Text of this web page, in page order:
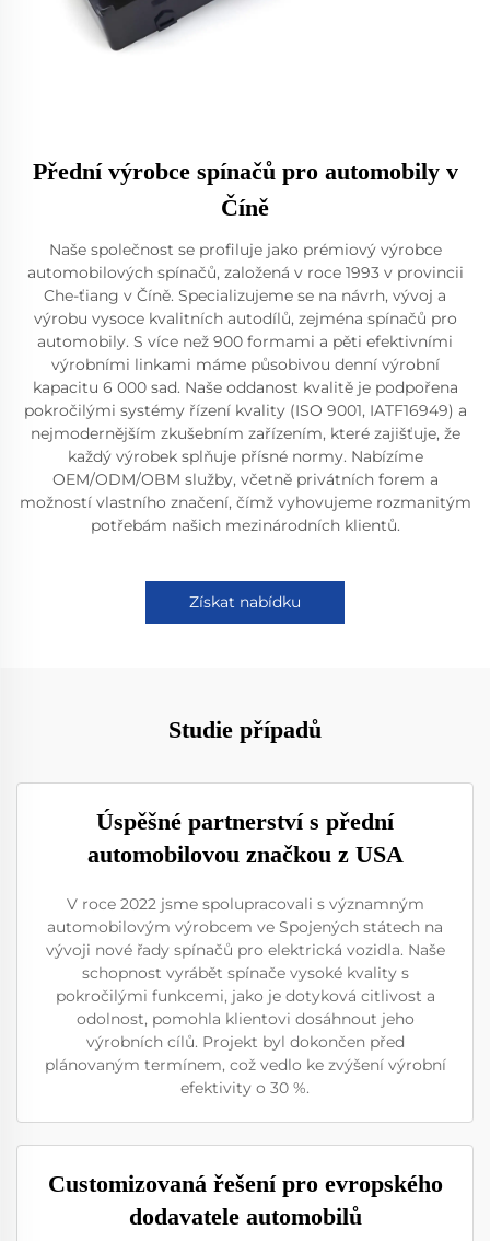
Přední výrobce spínačů pro automobily v
Číně
Naše společnost se profiluje jako prémiový výrobce
automobilových spínačů, založená v roce 1993 v provincii
Che-ťiang v Číně. Specializujeme se na návrh, vývoj a
výrobu vysoce kvalitních autodílů, zejména spínačů pro
automobily. S více než 900 formami a pěti efektivními
výrobními linkami máme působivou denní výrobní
kapacitu 6 000 sad. Naše oddanost kvalitě je podpořena
pokročilými systémy řízení kvality (ISO 9001, IATF16949) a
nejmodernějším zkušebním zařízením, které zajišťuje, že
každý výrobek splňuje přísné normy. Nabízíme
OEM/ODM/OBM služby, včetně privátních forem a
možností vlastního značení, čímž vyhovujeme rozmanitým
potřebám našich mezinárodních klientů.
Získat nabídku
Studie případů
Úspěšné partnerství s přední
automobilovou značkou z USA
V roce 2022 jsme spolupracovali s významným
automobilovým výrobcem ve Spojených státech na
vývoji nové řady spínačů pro elektrická vozidla. Naše
schopnost vyrábět spínače vysoké kvality s
pokročilými funkcemi, jako je dotyková citlivost a
odolnost, pomohla klientovi dosáhnout jeho
výrobních cílů. Projekt byl dokončen před
plánovaným termínem, což vedlo ke zvýšení výrobní
efektivity o 30 %.
Customizovaná řešení pro evropského
dodavatele automobilů